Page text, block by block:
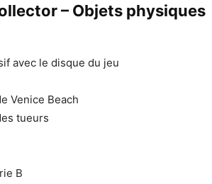
– Objets physiques
avec le disque du jeu
Venice Beach
tueurs
B